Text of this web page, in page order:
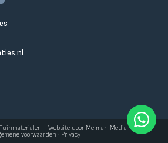
- Website door Melman Media
voorwaarden · Privacy